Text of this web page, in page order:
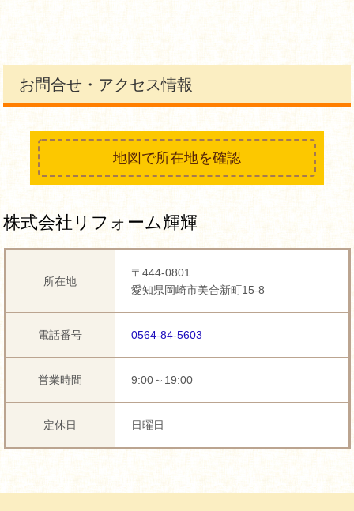
お問合せ・アクセス情報
地図で所在地を確認
株式会社リフォーム輝輝
所在地
〒444-0801
愛知県岡崎市美合新町15-8
電話番号 0564-84-5603
営業時間 9:00～19:00
定休日 日曜日